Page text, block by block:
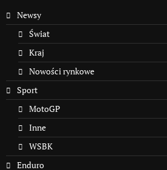
Newsy
Świat
Kraj
Nowości rynkowe
Sport
MotoGP
Inne
WSBK
Enduro